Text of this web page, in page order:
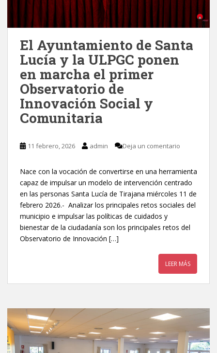
El Ayuntamiento de Santa
Lucía y la ULPGC ponen
en marcha el primer
Observatorio de
Innovación Social y
Comunitaria
11 febrero, 2026 admin Deja un comentario
Nace con la vocación de convertirse en una herramienta
capaz de impulsar un modelo de intervención centrado
en las personas Santa Lucía de Tirajana miércoles 11 de
febrero 2026.- Analizar los principales retos sociales del
municipio e impulsar las políticas de cuidados y
bienestar de la ciudadanía son los principales retos del
Observatorio de Innovación […]
LEER MÁS